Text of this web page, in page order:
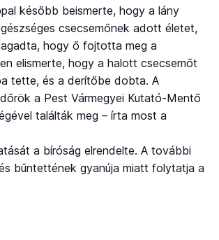
később beismerte, hogy a lány
csecsemőnek adott életet,
hogy ő fojtotta meg a
elismerte, hogy a halott csecsemőt
tette, és a derítőbe dobta. A
a Pest Vármegyei Kutató-Mentő
találták meg – írta most a
a bíróság elrendelte. A további
bűntettének gyanúja miatt folytatja a